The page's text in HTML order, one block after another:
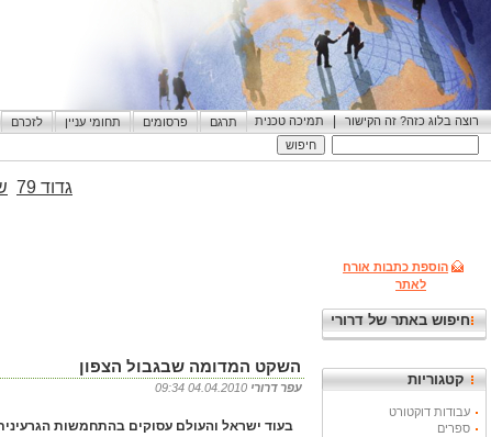
רוצה בלוג כזה? זה הקישור | תמיכה טכנית תרגם פרסומים תחומי עניין לזכרם
הוספת כתבות אורח
לאתר
חיפוש באתר של דרורי
קטגוריות
עבודות דוקטורט
ספרים
גדוד 79
השקט המדומה שבגבול הצפון
עפר דרורי
בעוד ישראל והעולם עסוקים בהתחמשות